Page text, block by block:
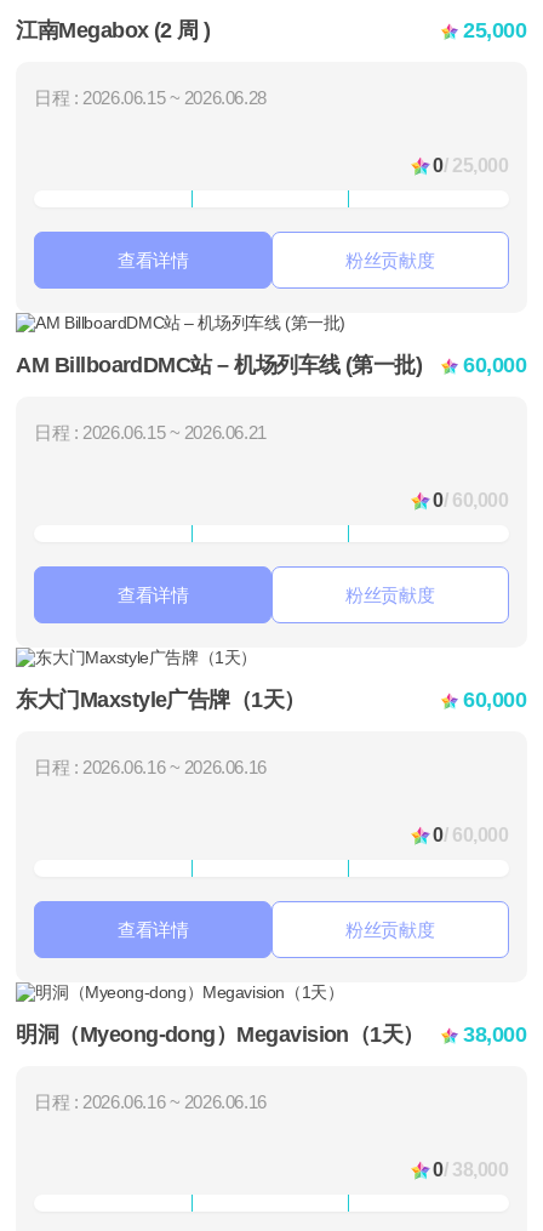
江南Megabox (2 周 ) 25,000
日程 : 2026.06.15 ~ 2026.06.28
0/ 25,000
查看详情 粉丝贡献度
AM BillboardDMC站 – 机场列车线 (第一批) 60,000
日程 : 2026.06.15 ~ 2026.06.21
0/ 60,000
查看详情 粉丝贡献度
东大门Maxstyle广告牌（1天） 60,000
日程 : 2026.06.16 ~ 2026.06.16
0/ 60,000
查看详情 粉丝贡献度
明洞（Myeong-dong）Megavision（1天） 38,000
日程 : 2026.06.16 ~ 2026.06.16
0/ 38,000